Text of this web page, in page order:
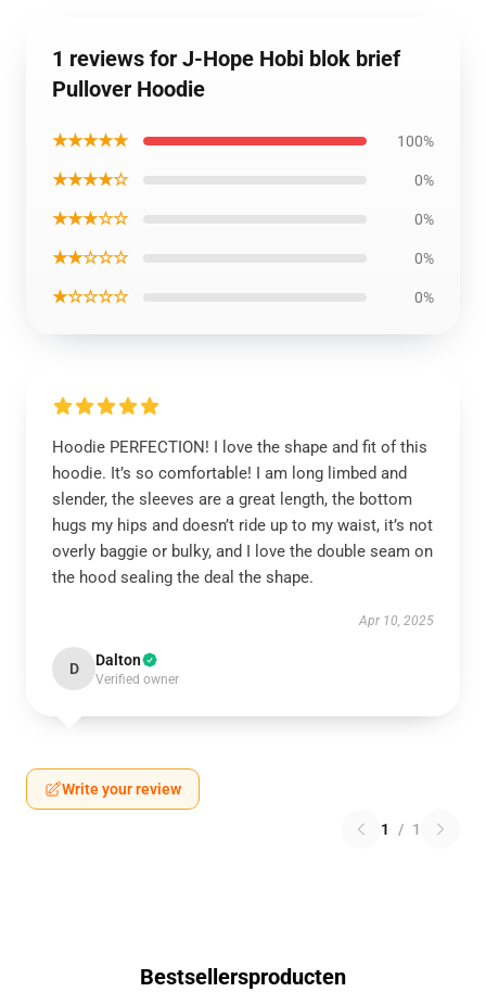
1 reviews for J-Hope Hobi blok brief
Pullover Hoodie
★★★★★ 100%
★★★★☆ 0%
★★★☆☆ 0%
★★☆☆☆ 0%
★☆☆☆☆ 0%
Hoodie PERFECTION! I love the shape and fit of this
hoodie. It’s so comfortable! I am long limbed and
slender, the sleeves are a great length, the bottom
hugs my hips and doesn’t ride up to my waist, it’s not
overly baggie or bulky, and I love the double seam on
the hood sealing the deal the shape.
Apr 10, 2025
D Dalton
Verified owner
Write your review
1 / 1
Bestsellersproducten